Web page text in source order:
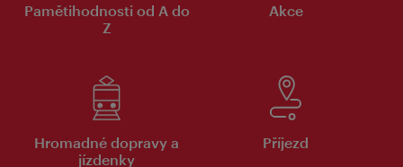
Pamětihodnosti od A do
Z
Akce
Hromadné dopravy a
jízdenky
Příjezd